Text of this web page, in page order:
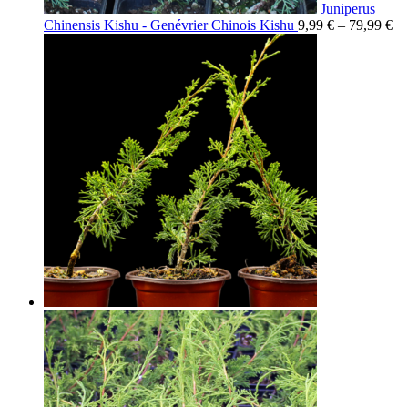
Juniperus
Chinensis Kishu - Genévrier Chinois Kishu 9,99 € – 79,99 €